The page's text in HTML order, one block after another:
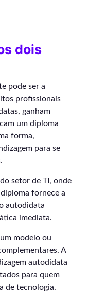
dois
pode ser a
profissionais
ganham
um diploma
forma,
para se
setor de TI, onde
fornece a
autodidata
imediata.
modelo ou
A
autodidata
para quem
de tecnologia.